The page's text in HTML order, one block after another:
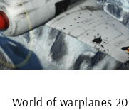
World of warplanes